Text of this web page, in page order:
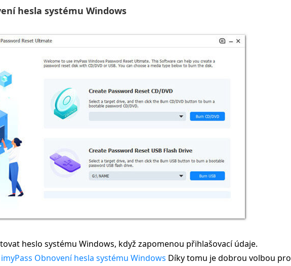
hesla systému Windows
heslo systému Windows, když zapomenou přihlašovací údaje.
imyPass Obnovení hesla systému Windows Díky tomu je dobrou volbou pro